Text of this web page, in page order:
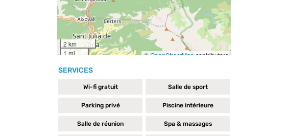
SERVICES
Wi-fi gratuit Salle de sport
Parking privé Piscine intérieure
Salle de réunion Spa & massages